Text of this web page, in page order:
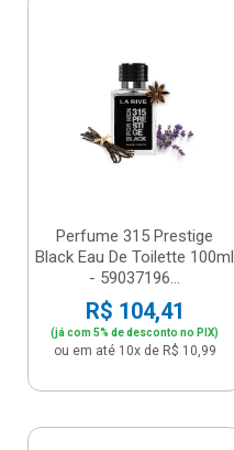
Perfume 315 Prestige
Black Eau De Toilette 100ml
- 59037196...
R$ 104,41
(já com 5% de desconto no PIX)
ou em até 10x de R$ 10,99